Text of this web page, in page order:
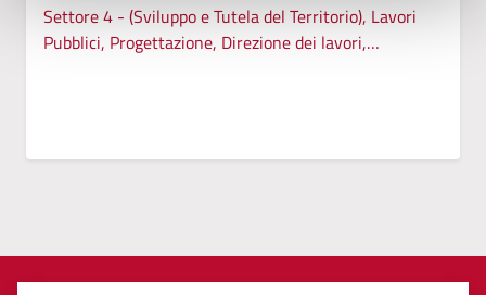
Settore 4 - (Sviluppo e Tutela del Territorio), Lavori
Pubblici, Progettazione, Direzione dei lavori,